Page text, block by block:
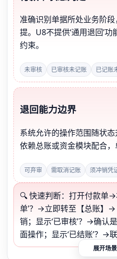
准确识别单据所处业务阶
提。U8不提供‘通用退回’
约束。
未审核 已审核未记账 已记账
退回能力边界
系统允许的操作范围随状
依赖总账或资金模块配合，
可弃审 需取消记账 须冲销凭
🔍 快速判断：打开付款单
单’？→立即转至【总账】
销；显示‘已审核’？→确认
面操作；显示‘已结账’？→
展开场